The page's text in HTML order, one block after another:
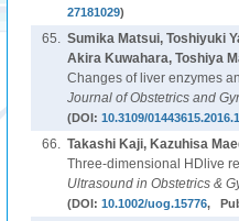
27181029)
65. Sumika Matsui, Toshiyuki
Akira Kuwahara, Toshiya
Changes of liver enzymes
Journal of Obstetrics and
(DOI: 10.3109/
66. Takashi Kaji, Kazuhisa
Three-dimensional HDlive
Ultrasound in Obstetrics &
(DOI: 10.1002/uog.15776,